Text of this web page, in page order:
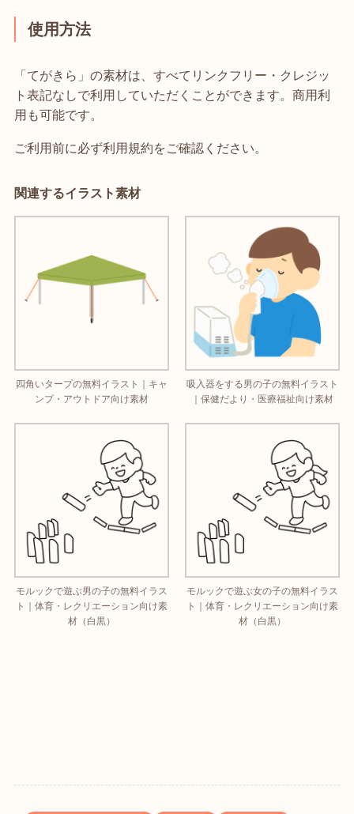
使用方法
「てがきら」の素材は、すべてリンクフリー・クレジッ
ト表記なしで利用していただくことができます。商用利
用も可能です。
ご利用前に必ず利用規約をご確認ください。
関連するイラスト素材
四角いタープの無料イラスト｜キャ
ンプ・アウトドア向け素材
吸入器をする男の子の無料イラスト
｜保健だより・医療福祉向け素材
モルックで遊ぶ男の子の無料イラス
ト｜体育・レクリエーション向け素
材（白黒）
モルックで遊ぶ女の子の無料イラス
ト｜体育・レクリエーション向け素
材（白黒）